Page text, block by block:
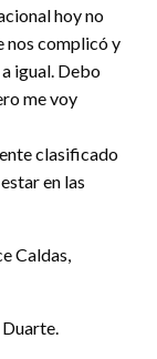
hoy no
nos complicó y
igual. Debo
me voy
clasificado
en las
Caldas,